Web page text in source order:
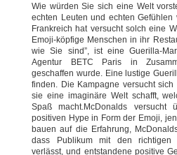
Wie würden Sie sich eine Welt
echten Leuten und echten
Frankreich hat versucht solch eine
Emoji-köpfige Menschen in ihr
wie Sie sind”, ist eine Guerilla-
Agentur BETC Paris in
geschaffen wurde. Eine lustige
finden. Die Kampagne versucht
sie eine imaginäre Welt schafft,
Spaß macht.McDonalds versucht
positiven Hype in Form der Emoji,
bauen auf die Erfahrung,
dass Publikum mit den richtigen
verlässt, und entstandene positive